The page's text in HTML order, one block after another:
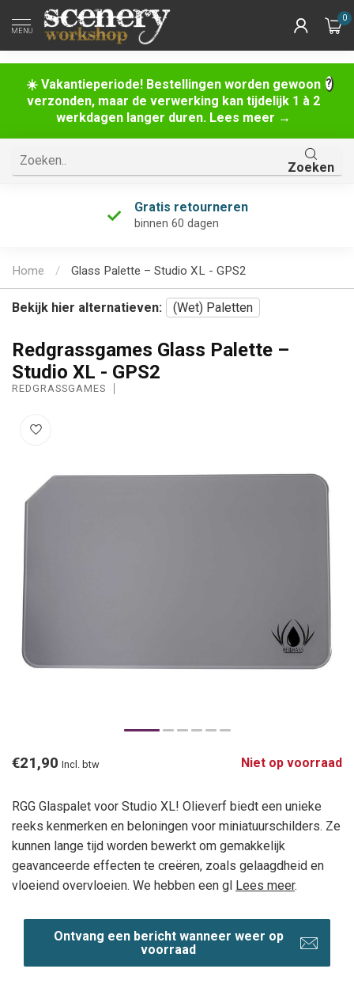
☀️ Vakantieperiode! Bestellingen worden gewoon
verzonden, maar de verwerking kan tijdelijk 1 à 2
werkdagen langer duren. Lees meer →
MENU
0
Zoeken
Gratis retourneren
binnen 60 dagen
Home / Glass Palette – Studio XL - GPS2
Bekijk hier alternatieven: (Wet) Paletten
Redgrassgames Glass Palette –
Studio XL - GPS2
REDGRASSGAMES
€21,90 Incl. btw Niet op voorraad
RGG Glaspalet voor Studio XL! Olieverf biedt een unieke
reeks kenmerken en beloningen voor miniatuurschilders. Ze
kunnen lange tijd worden bewerkt om gemakkelijk
geavanceerde effecten te creëren, zoals gelaagdheid en
vloeiend overvloeien. We hebben een gl Lees meer.
Ontvang een bericht wanneer weer op
voorraad